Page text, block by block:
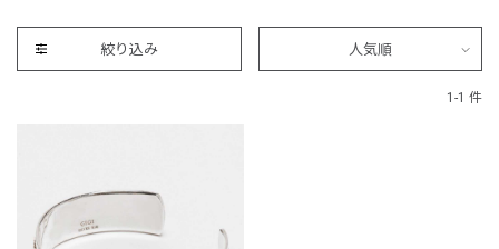
絞り込み 人気順
1-1 件